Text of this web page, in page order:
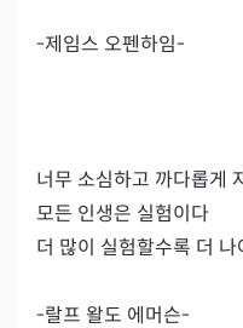
-제임스 오펜하임-
너무 소심하고 까다롭게
모든 인생은 실험이다
더 많이 실험할수록 더 나
-랄프 왈도 에머슨-